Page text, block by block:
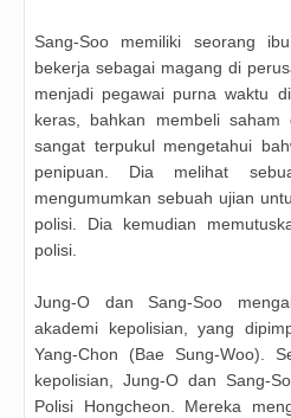
Sang-Soo memiliki seorang
bekerja sebagai magang di
menjadi pegawai purna waktu
keras, bahkan membeli
sangat terpukul mengetahui
penipuan. Dia melihat
mengumumkan sebuah ujian
polisi. Dia kemudian
polisi.
Jung-O dan Sang-Soo
akademi kepolisian, yang
Yang-Chon (Bae Sung-Woo).
kepolisian, Jung-O dan Sang-
Polisi Hongcheon. Mereka